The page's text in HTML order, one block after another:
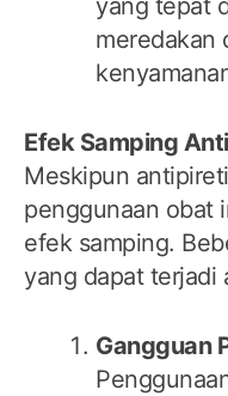
yang tepat
meredakan
Efek Samping
Meskipun
penggunaan obat
efek samping.
yang dapat terjadi
Gangguan